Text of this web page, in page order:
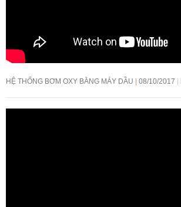
HỆ THỐNG BƠM OXY BẰNG MÁY DẦU 08/10/2017